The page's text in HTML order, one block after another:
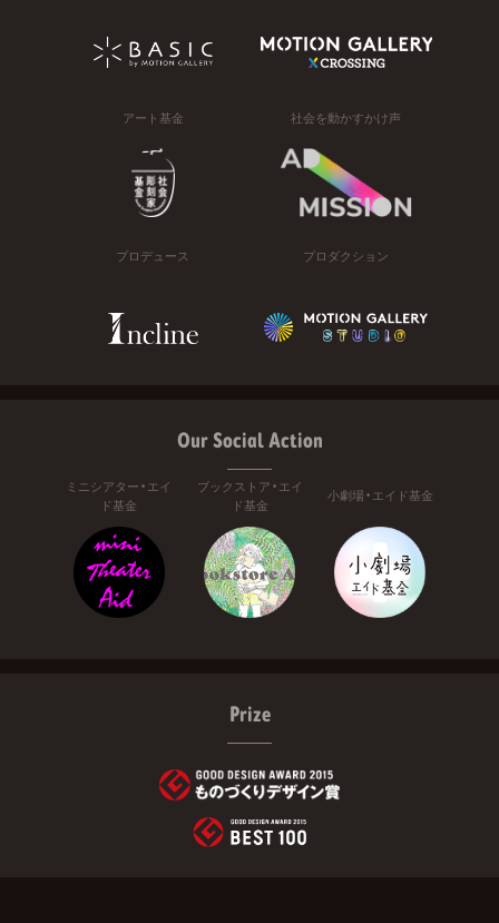
アート基金 社会を動かすかけ声
プロデュース プロダクション
Our Social Action
ミニシアター・エイ
ド基金
ブックストア・エイ
ド基金
小劇場・エイド基金
Prize